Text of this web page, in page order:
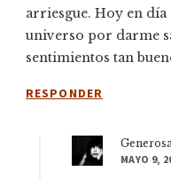
arriesgue. Hoy en
universo por darme
sentimientos tan
RESPONDER
MAYO 9,